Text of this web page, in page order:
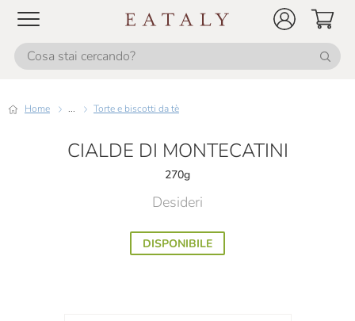
Home ... Torte e biscotti da tè
CIALDE DI MONTECATINI
270g
Desideri
DISPONIBILE